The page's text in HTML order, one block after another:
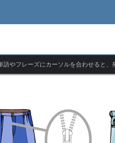
やフレーズにカーソルを合わせると、